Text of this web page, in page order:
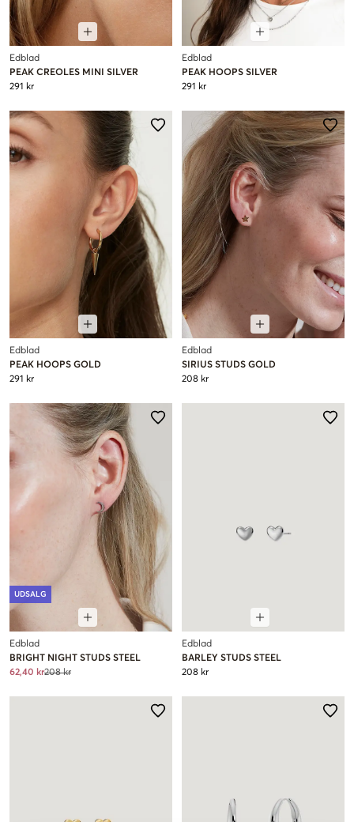
Edblad
PEAK CREOLES MINI SILVER
291 kr
Edblad
PEAK HOOPS SILVER
291 kr
Edblad
PEAK HOOPS GOLD
291 kr
Edblad
SIRIUS STUDS GOLD
208 kr
UDSALG
Edblad
BRIGHT NIGHT STUDS STEEL
62,40 kr208 kr
Edblad
BARLEY STUDS STEEL
208 kr